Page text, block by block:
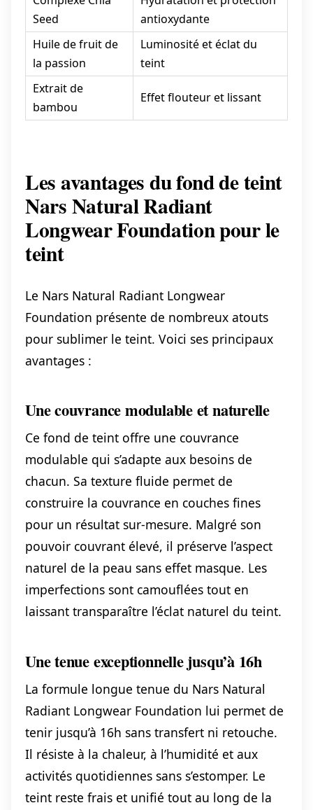
Seed
antioxydante
Huile de fruit de
la passion
Luminosité et éclat du
teint
Extrait de
bambou
Effet flouteur et lissant
Les avantages du fond de teint
Nars Natural Radiant
Longwear Foundation pour le
teint
Le Nars Natural Radiant Longwear
Foundation présente de nombreux atouts
pour sublimer le teint. Voici ses principaux
avantages :
Une couvrance modulable et naturelle
Ce fond de teint offre une couvrance
modulable qui s’adapte aux besoins de
chacun. Sa texture fluide permet de
construire la couvrance en couches fines
pour un résultat sur-mesure. Malgré son
pouvoir couvrant élevé, il préserve l’aspect
naturel de la peau sans effet masque. Les
imperfections sont camouflées tout en
laissant transparaître l’éclat naturel du teint.
Une tenue exceptionnelle jusqu’à 16h
La formule longue tenue du Nars Natural
Radiant Longwear Foundation lui permet de
tenir jusqu’à 16h sans transfert ni retouche.
Il résiste à la chaleur, à l’humidité et aux
activités quotidiennes sans s’estomper. Le
teint reste frais et unifié tout au long de la